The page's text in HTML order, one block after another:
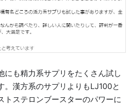
にも精力系サプリをたくさん試し
。漢方系のサプリよりもLJ100と
トステロンブースターのパワーに